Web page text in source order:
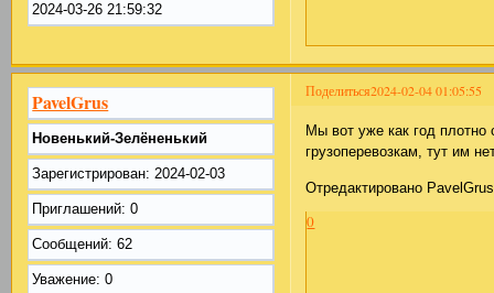
2024-03-26 21:59:32
Поделиться2024-02-04 01:05:55
PavelGrus
Новенький-Зелёненький
Зарегистрирован: 2024-02-03
Приглашений: 0
Сообщений: 62
Уважение: 0
Мы вот уже как год плотно
грузоперевозкам, тут им
Отредактировано
0